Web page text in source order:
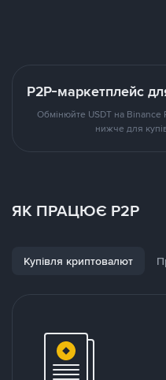
P2P-маркетплейс
Обмінюйте USDT на Binance
нижче для
ЯК ПРАЦЮЄ P2P
Купівля криптовалют